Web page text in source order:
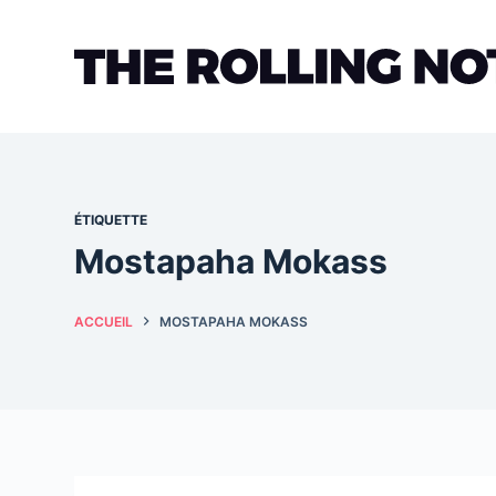
ÉTIQUETTE
Mostapaha Mokass
ACCUEIL MOSTAPAHA MOKASS